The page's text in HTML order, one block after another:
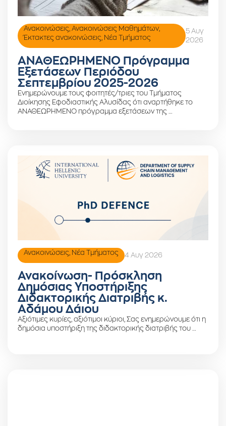
Ανακοινώσεις Ανακοινώσεις Μαθημάτων,
Έκτακτες ανακοινώσεις
Νέα Τμήματος
5 Αυγ
2026
ΑΝΑΘΕΩΡΗΜΕΝΟ Πρόγραμμα
Εξετάσεων Περιόδου
Σεπτεμβρίου 2025-2026
Ενημερώνουμε τους φοιτητές/τριες του Τμήματος
Διοίκησης Εφοδιαστικής Αλυσίδας ότι αναρτήθηκε το
ΑΝΑΘΕΩΡΗΜΕΝΟ πρόγραμμα εξετάσεων της …
Ανακοινώσεις Νέα Τμήματος 4 Αυγ 2026
Ανακοίνωση- Πρόσκληση
Δημόσιας Υποστήριξης
Διδακτορικής Διατριβής κ.
Αδάμου Δάιου
Αξιότιμες κυρίες, αξιότιμοι κύριοι, Σας ενημερώνουμε ότι η
δημόσια υποστήριξη της διδακτορικής διατριβής του …